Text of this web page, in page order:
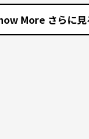
More さらに見